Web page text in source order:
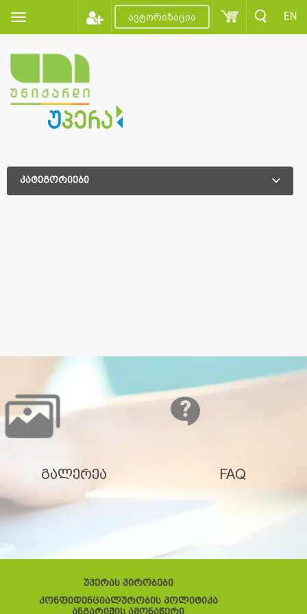
ავტორიზაცია EN
კატეგორიები
გალერეა FAQ
უპერას პირობები
კონფიდენციალურობის პოლიტიკა
ანგარიშის ამონაწერი